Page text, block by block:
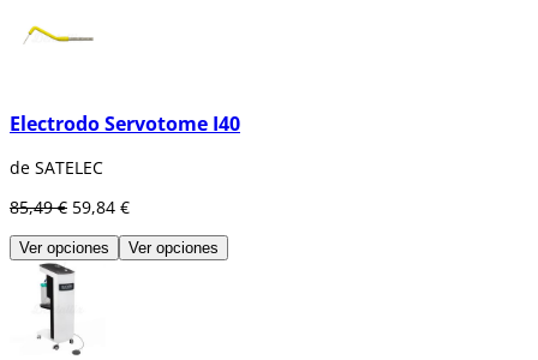
Electrodo Servotome I40
de SATELEC
85,49 € 59,84 €
Ver opciones Ver opciones